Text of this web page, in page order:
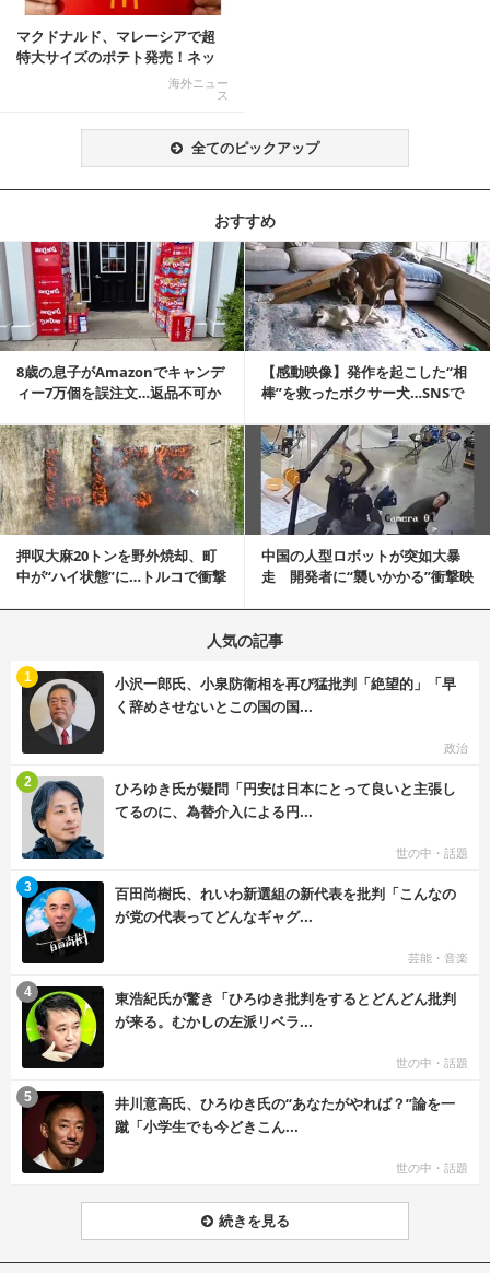
マクドナルド、マレーシアで超
特大サイズのポテト発売！ネッ
海外ニュー
ス
全てのピックアップ
おすすめ
8歳の息子がAmazonでキャンデ
ィー7万個を誤注文…返品不可か
【感動映像】発作を起こした“相
棒”を救ったボクサー犬…SNSで
記事を読む
押収大麻20トンを野外焼却、町
中が“ハイ状態”に…トルコで衝撃
中国の人型ロボットが突如大暴
走 開発者に“襲いかかる”衝撃映
記事を読む
人気の記事
小沢一郎氏、小泉防衛相を再び猛批判「絶望的」「早
く辞めさせないとこの国の国...
政治
1
ひろゆき氏が疑問「円安は日本にとって良いと主張し
てるのに、為替介入による円...
世の中・話題
2
百田尚樹氏、れいわ新選組の新代表を批判「こんなの
が党の代表ってどんなギャグ...
芸能・音楽
3
東浩紀氏が驚き「ひろゆき批判をするとどんどん批判
が来る。むかしの左派リベラ...
世の中・話題
4
井川意高氏、ひろゆき氏の“あなたがやれば？”論を一
蹴「小学生でも今どきこん...
世の中・話題
5
続きを見る